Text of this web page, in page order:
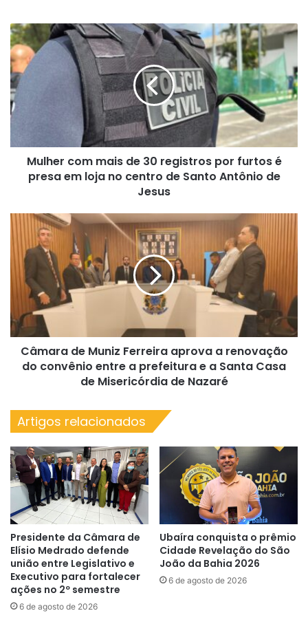
Mulher
com
mais
de
30
registros
por
é
presa
centro
de
Santo
Antônio
de
Jesus
Mulher com mais de 30 registros por furtos é
presa em loja no centro de Santo Antônio de
Jesus
Câmara
de
Muniz
Ferreira
aprova
renovação
do
convênio
entre
Santa
Casa
de
Misericórdia
de
Nazaré
Câmara de Muniz Ferreira aprova a renovação
do convênio entre a prefeitura e a Santa Casa
de Misericórdia de Nazaré
Artigos relacionados
Presidente da Câmara de
Elísio Medrado defende
união entre Legislativo e
Executivo para fortalecer
ações no 2º semestre
6 de agosto de 2026
Ubaíra conquista o prêmio
Cidade Revelação do São
João da Bahia 2026
6 de agosto de 2026